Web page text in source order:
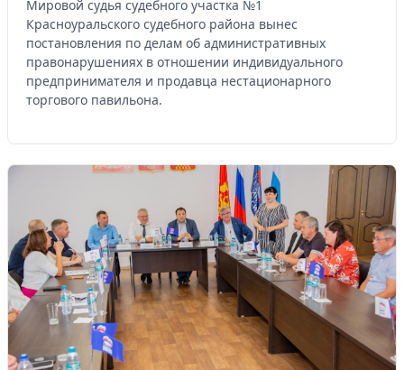
Мировой судья судебного участка №1
Красноуральского судебного района вынес
постановления по делам об административных
правонарушениях в отношении индивидуального
предпринимателя и продавца нестационарного
торгового павильона.